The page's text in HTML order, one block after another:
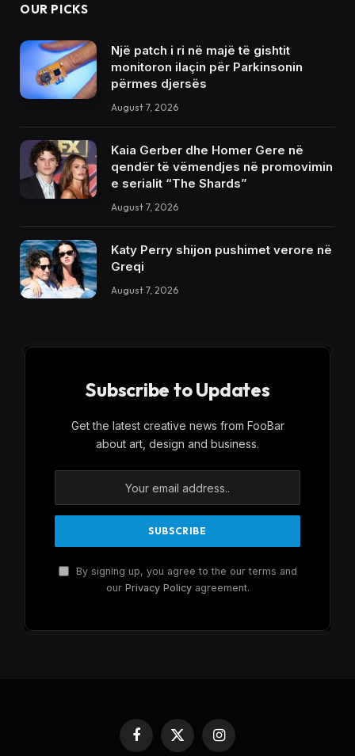
OUR PICKS
Një patch i ri në majë të gishtit
monitoron ilaçin për Parkinsonin
përmes djersës
August 7, 2026
Kaia Gerber dhe Homer Gere në
qendër të vëmendjes në promovimin
e serialit “The Shards”
August 7, 2026
Katy Perry shijon pushimet verore në
Greqi
August 7, 2026
Subscribe to Updates
Get the latest creative news from FooBar
about art, design and business.
By signing up, you agree to the our terms and
our Privacy Policyagreement.
Facebook
X
Instagram